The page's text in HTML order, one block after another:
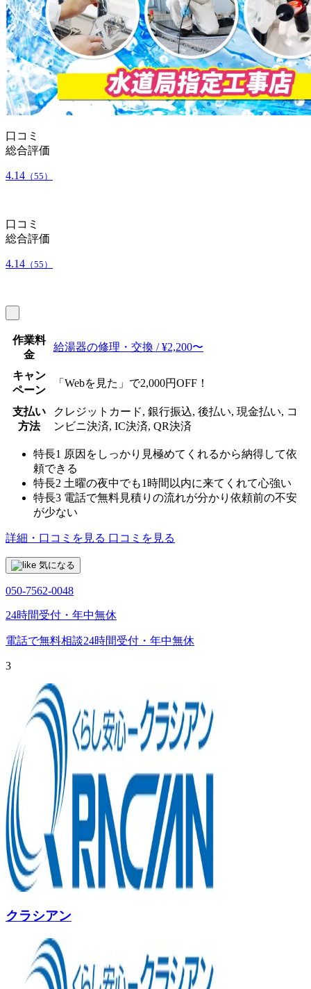
口コミ
総合評価
4.14 （55）
口コミ
総合評価
4.14 （55）
作業料
金
給湯器の修理・交換 / ¥2,200〜
キャン
ペーン
「Webを見た」で2,000円OFF！
支払い
方法
クレジットカード, 銀行振込, 後払い, 現金払い, コ
ンビニ決済, IC決済, QR決済
特長1 原因をしっかり見極めてくれるから納得して依
頼できる
特長2 土曜の夜中でも1時間以内に来てくれて心強い
特長3 電話で無料見積りの流れが分かり依頼前の不安
が少ない
詳細・口コミを見る 口コミを見る
気になる
050-7562-0048
24時間受付・年中無休
電話で無料相談24時間受付・年中無休
3
クラシアン